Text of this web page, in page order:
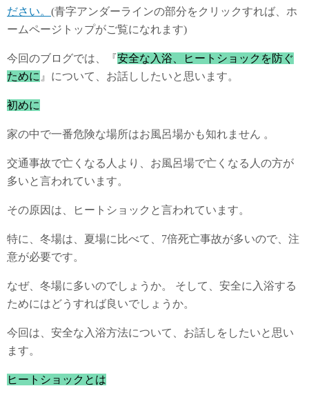
ださい。 (青字アンダーラインの部分をクリックすれば、ホ
ームページトップがご覧になれます)
今回のブログでは、『安全な入浴、ヒートショックを防ぐ
ために 』について、お話ししたいと思います。
初めに
家の中で一番危険な場所はお風呂場かも知れません 。
交通事故で亡くなる人より、お風呂場で亡くなる人の方が
多いと言われています。
その原因は、ヒートショックと言われています。
特に、冬場は、夏場に比べて、7倍死亡事故が多いので、注
意が必要です。
なぜ、冬場に多いのでしょうか。 そして、安全に入浴する
ためにはどうすれば良いでしょうか。
今回は、安全な入浴方法について、お話しをしたいと思い
ます。
ヒートショックとは